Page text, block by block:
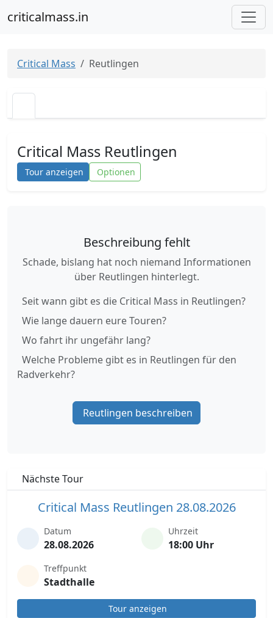
criticalmass.in
Critical Mass Reutlingen
Critical Mass Reutlingen
Tour anzeigen Optionen
Beschreibung fehlt
Schade, bislang hat noch niemand Informationen
über Reutlingen hinterlegt.
Seit wann gibt es die Critical Mass in Reutlingen?
Wie lange dauern eure Touren?
Wo fahrt ihr ungefähr lang?
Welche Probleme gibt es in Reutlingen für den
Radverkehr?
Reutlingen beschreiben
Nächste Tour
Critical Mass Reutlingen 28.08.2026
Datum
28.08.2026
Uhrzeit
18:00 Uhr
Treffpunkt
Stadthalle
Tour anzeigen